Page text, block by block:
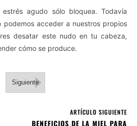
estrés agudo sólo bloquea. Todavía
podemos acceder a nuestros propios
desatar este nudo en tu cabeza,
cómo se produce.
Siguiente
ARTÍCULO SIGUIENTE
BENEFICIOS DE LA MIEL PARA